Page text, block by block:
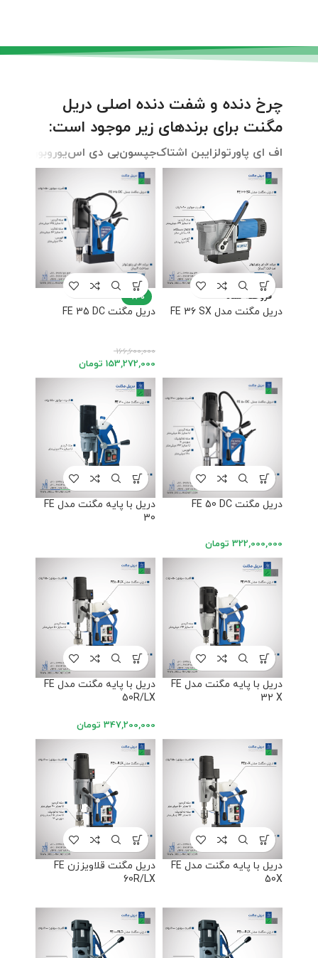
چرخ دنده و شفت دنده اصلی دریل
مگنت برای برندهای زیر موجود است:
اف ای پاورتولزایبن اشتاکجپسونبی دی اسیوروبور
فروخته شده
دریل مگنت مدل FE 36 SX
-8%
دریل مگنت FE 35 DC
166,600,000
153,272,000 تومان
دریل مگنت FE 50 DC
322,000,000 تومان
دریل با پایه مگنت مدل FE
30
دریل با پایه مگنت مدل FE
32 X
دریل با پایه مگنت مدل FE
50R/LX
347,200,000 تومان
دریل با پایه مگنت مدل FE
50X
دریل مگنت قلاویززن FE
60R/LX